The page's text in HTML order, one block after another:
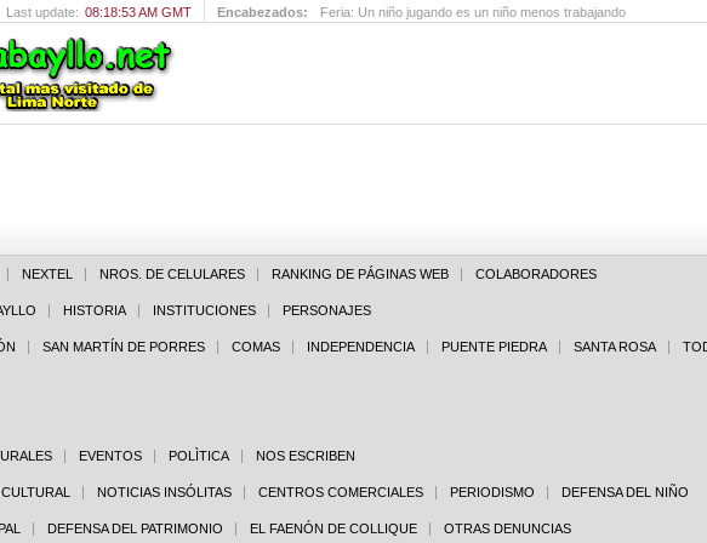
Last update: 08:18:53 AM GMT Encabezados: Feria: Un niño jugando es un niño menos trabajando
NEXTEL NROS. DE CELULARES RANKING DE PÁGINAS WEB COLABORADORES
HISTORIA INSTITUCIONES PERSONAJES
SAN MARTÍN DE PORRES COMAS INDEPENDENCIA PUENTE PIEDRA SANTA ROSA
EVENTOS POLÌTICA NOS ESCRIBEN
NOTICIAS INSÓLITAS CENTROS COMERCIALES PERIODISMO DEFENSA DEL NIÑO
DEFENSA DEL PATRIMONIO EL FAENÓN DE COLLIQUE OTRAS DENUNCIAS